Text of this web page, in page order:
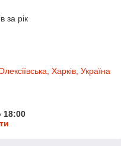
за рік
Харків, Україна
18:00